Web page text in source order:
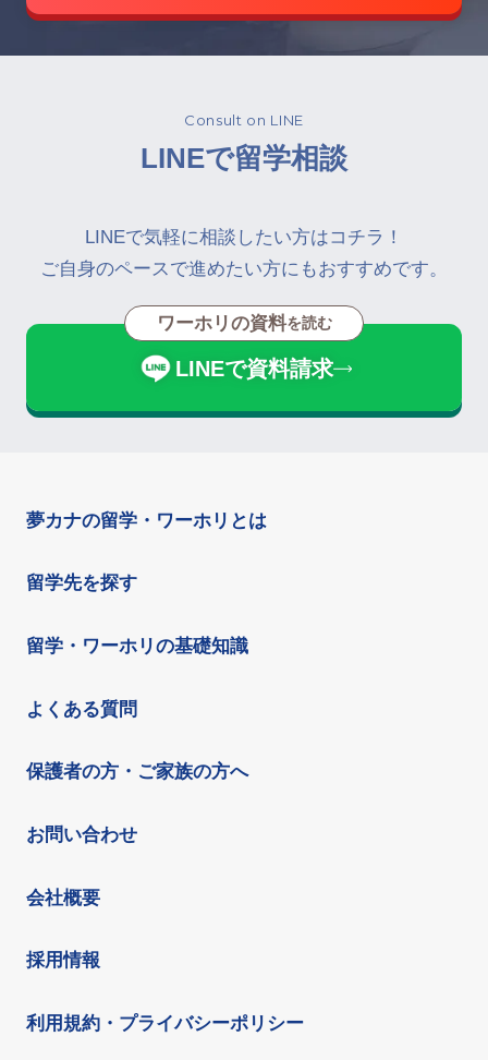
Consult on LINE
LINEで留学相談
LINEで気軽に相談したい方はコチラ！
ご自身のペースで進めたい方にもおすすめです。
ワーホリの資料を読む
LINEで資料請求
夢カナの留学・ワーホリとは
留学先を探す
留学・ワーホリの基礎知識
よくある質問
保護者の方・ご家族の方へ
お問い合わせ
会社概要
採用情報
利用規約・プライバシーポリシー